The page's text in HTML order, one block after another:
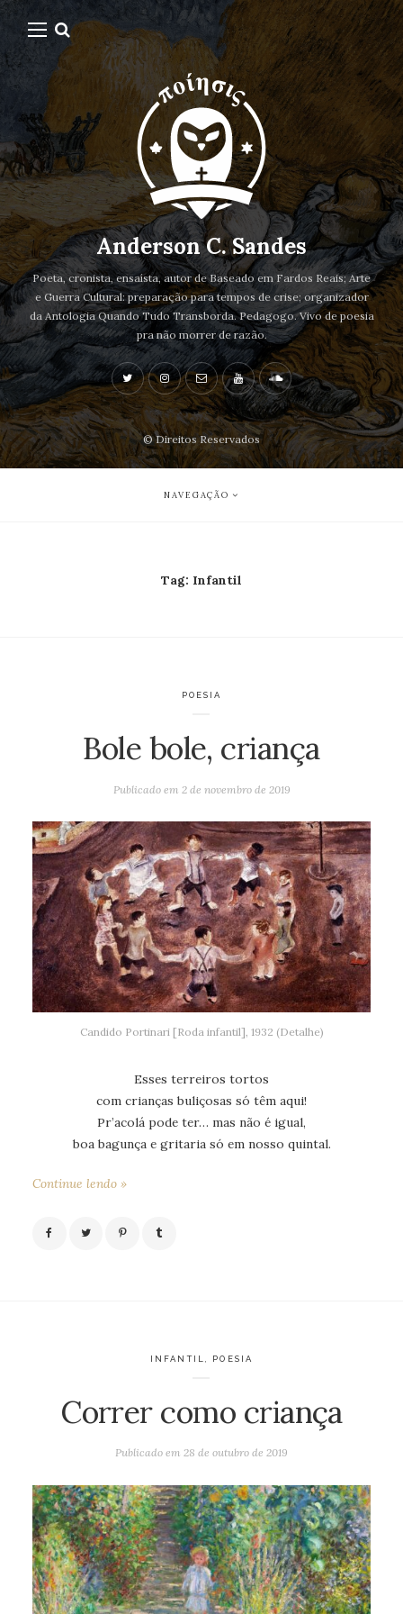
Anderson C. Sandes
Poeta, cronista, ensaísta, autor de Baseado em Fardos Reais; Arte
e Guerra Cultural: preparação para tempos de crise; organizador
da Antologia Quando Tudo Transborda. Pedagogo. Vivo de poesia
pra não morrer de razão.
© Direitos Reservados
NAVEGAÇÃO
Tag: Infantil
POESIA
Bole bole, criança
Publicado em 2 de novembro de 2019
Candido Portinari [Roda infantil], 1932 (Detalhe)
Esses terreiros tortos
com crianças buliçosas só têm aqui!
Pr’acolá pode ter… mas não é igual,
boa bagunça e gritaria só em nosso quintal.
Continue lendo »
INFANTIL POESIA
Correr como criança
Publicado em 28 de outubro de 2019